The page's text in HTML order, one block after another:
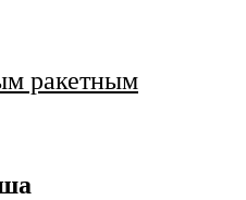
ракетным